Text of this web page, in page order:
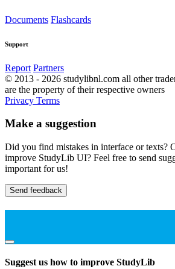
Documents Flashcards
Support
Report Partners
© 2013 - 2026 studylibnl.com all other
are the property of their respective owners
Privacy Terms
Make a suggestion
Did you find mistakes in interface or texts?
improve StudyLib UI? Feel free to send
important for us!
Send feedback
Suggest us how to improve StudyLib